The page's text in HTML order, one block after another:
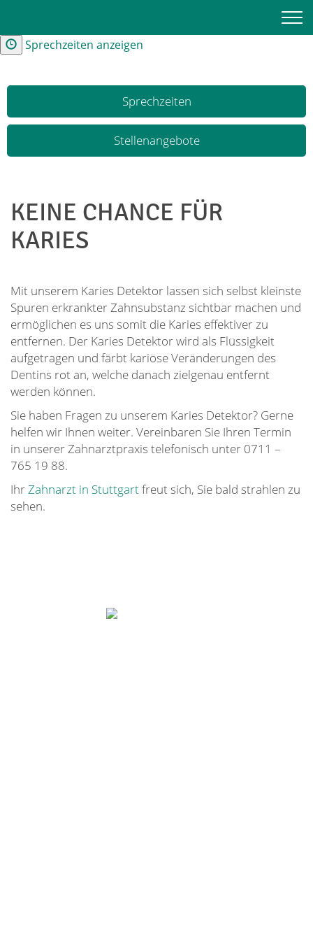
Sprechzeiten anzeigen
Sprechzeiten
Stellenangebote
KEINE CHANCE FÜR
KARIES
Mit unserem Karies Detektor lassen sich selbst kleinste
Spuren erkrankter Zahnsubstanz sichtbar machen und
ermöglichen es uns somit die Karies effektiver zu
entfernen. Der Karies Detektor wird als Flüssigkeit
aufgetragen und färbt kariöse Veränderungen des
Dentins rot an, welche danach zielgenau entfernt
werden können.
Sie haben Fragen zu unserem Karies Detektor? Gerne
helfen wir Ihnen weiter. Vereinbaren Sie Ihren Termin
in unserer Zahnarztpraxis telefonisch unter 0711 –
765 19 88.
IhrZahnarzt in Stuttgartfreut sich, Sie bald strahlen zu
sehen.